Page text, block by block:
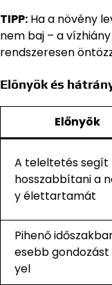
TIPP: Ha a növény
nem baj – a
rendszeresen
Előnyök és
Előnyök
A teleltetés segít
hosszabbítani a
y élettartamát
Pihenő
esebb gondozást
yel